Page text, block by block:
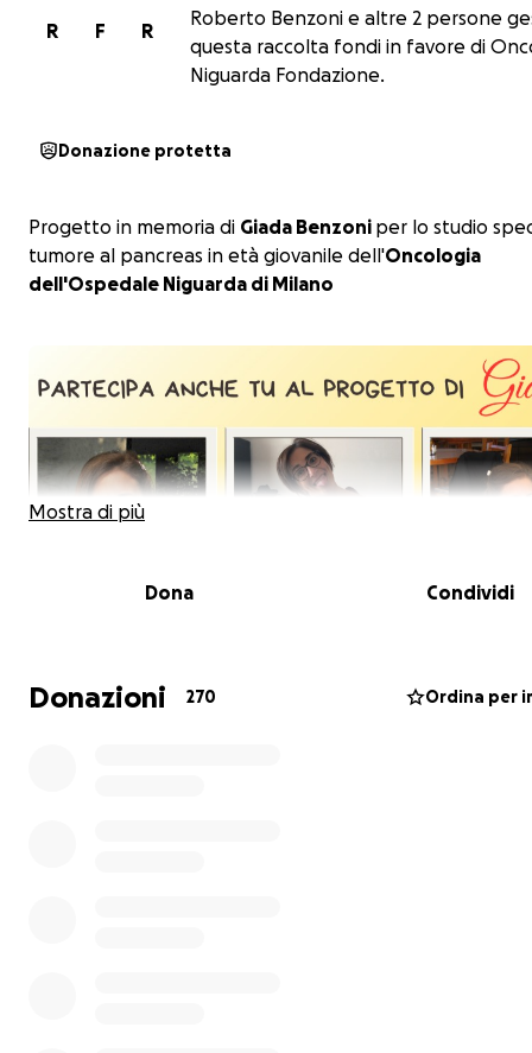
R
F
R
Roberto Benzoni e altre 2 persone
questa raccolta fondi in favore di
Niguarda Fondazione.
Donazione protetta
Progetto in memoria di Giada Benzoni per lo studio
tumore al pancreas in età giovanile dell'Oncologia
dell'Ospedale Niguarda di Milano
Mostra di più
Dona Condividi
Donazioni 270 Ordina per